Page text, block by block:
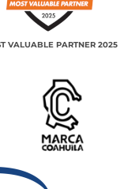
VALUABLE PARTNER 2025